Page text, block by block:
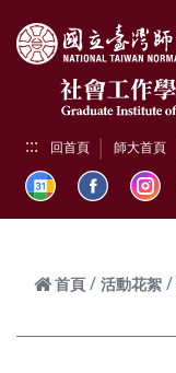
::: 回首頁 師大首頁
首頁 活動花絮